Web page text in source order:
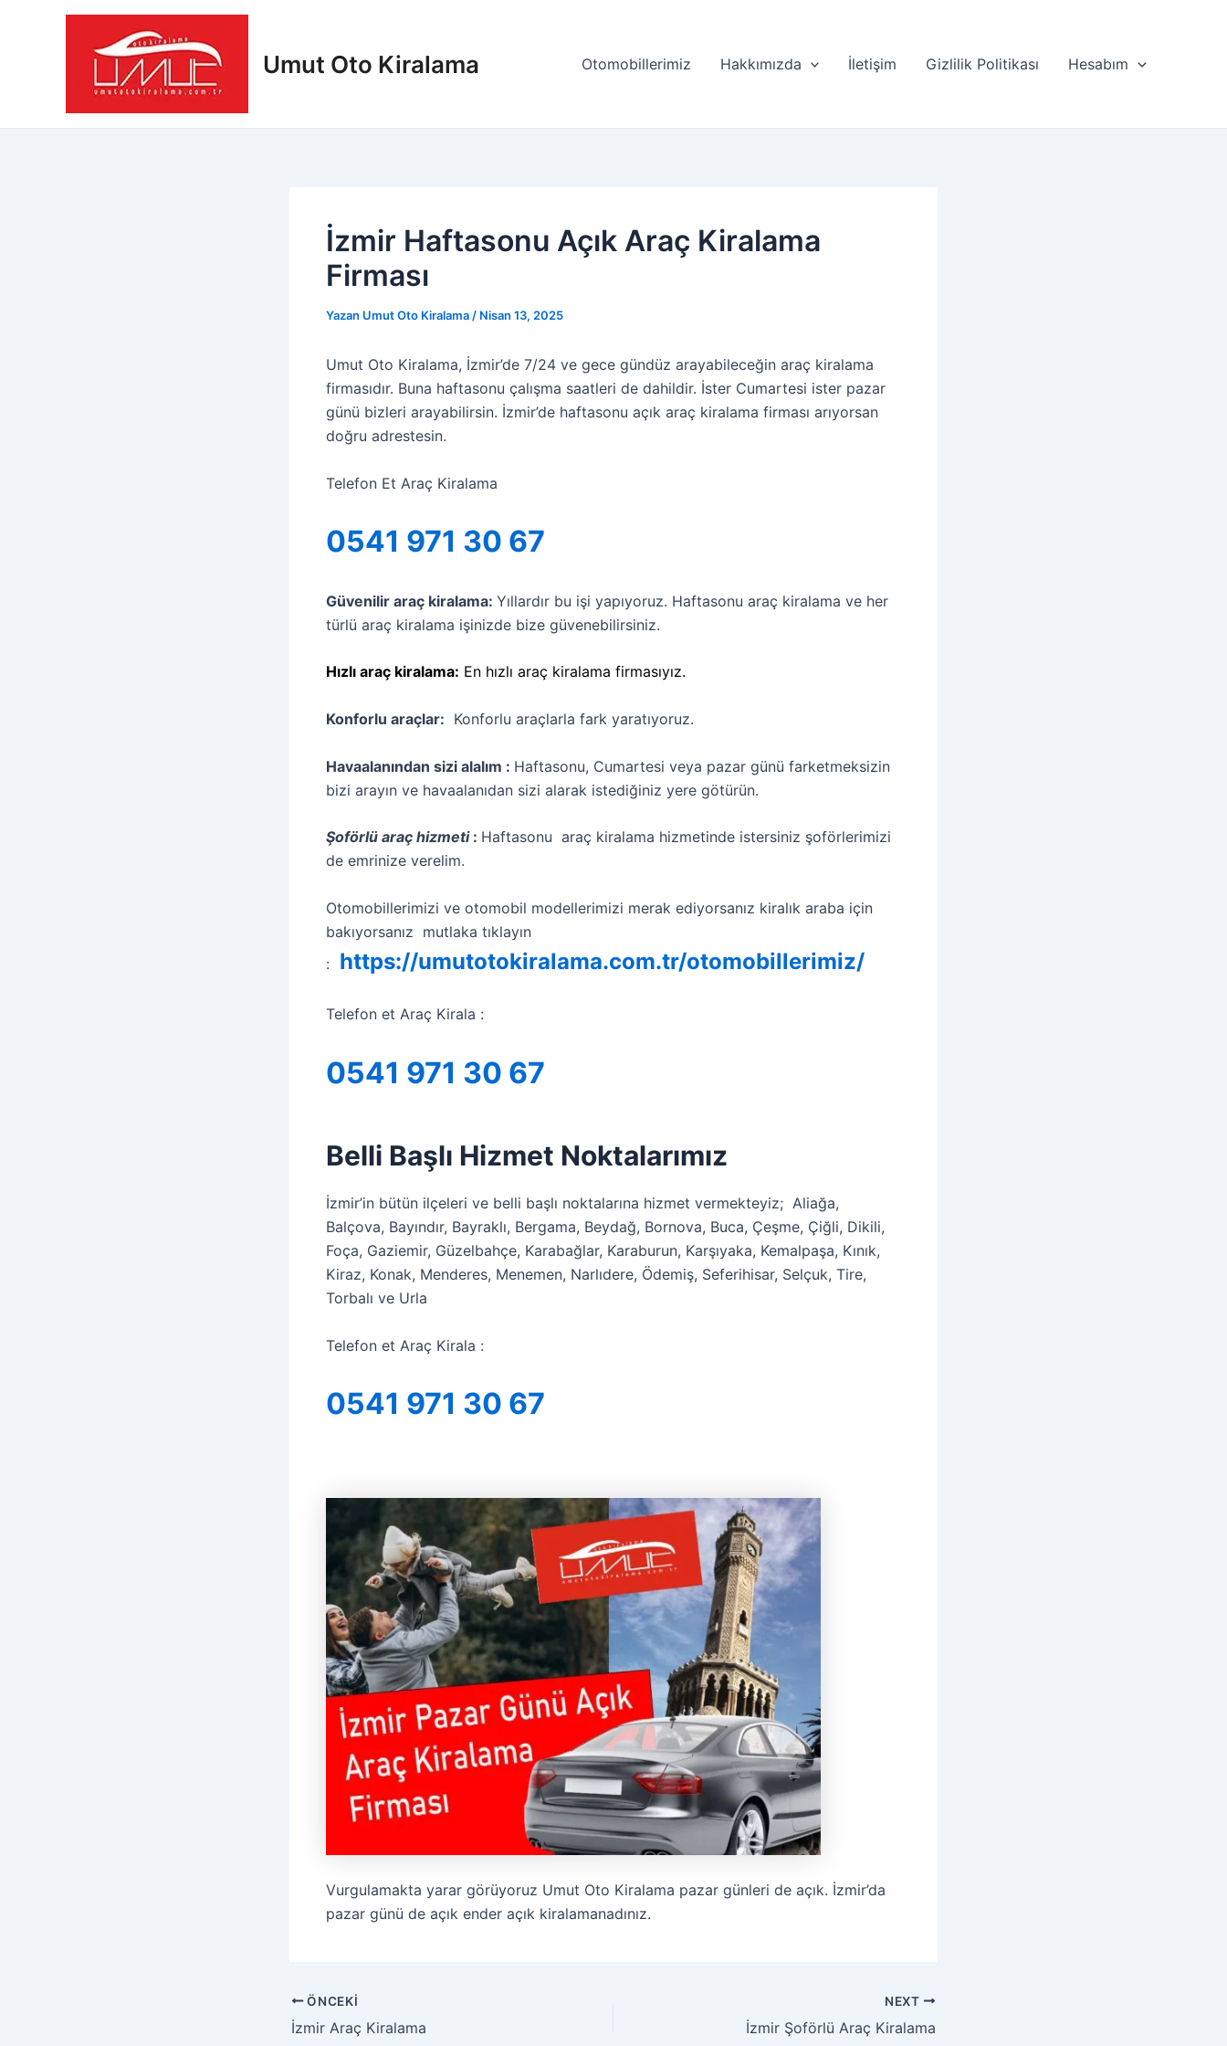
Umut Oto Kiralama Otomobillerimiz Hakkımızda İletişim Gizlilik Politikası Hesabım
İzmir Haftasonu Açık Araç Kiralama
Firması
Yazan Umut Oto Kiralama / Nisan 13, 2025
Umut Oto Kiralama, İzmir’de 7/24 ve gece gündüz arayabileceğin araç kiralama
firmasıdır. Buna haftasonu çalışma saatleri de dahildir. İster Cumartesi ister pazar
günü bizleri arayabilirsin. İzmir’de haftasonu açık araç kiralama firması arıyorsan
doğru adrestesin.
Telefon Et Araç Kiralama
0541 971 30 67
Güvenilir araç kiralama: Yıllardır bu işi yapıyoruz. Haftasonu araç kiralama ve her
türlü araç kiralama işinizde bize güvenebilirsiniz.
Hızlı araç kiralama: En hızlı araç kiralama firmasıyız.
Konforlu araçlar: Konforlu araçlarla fark yaratıyoruz.
Havaalanından sizi alalım : Haftasonu, Cumartesi veya pazar günü farketmeksizin
bizi arayın ve havaalanıdan sizi alarak istediğiniz yere götürün.
Şoförlü araç hizmeti: Haftasonu araç kiralama hizmetinde istersiniz şoförlerimizi
de emrinize verelim.
Otomobillerimizi ve otomobil modellerimizi merak ediyorsanız kiralık araba için
bakıyorsanız mutlaka tıklayın
:
https://umutotokiralama.com.tr/otomobillerimiz/
Telefon et Araç Kirala :
0541 971 30 67
Belli Başlı Hizmet Noktalarımız
İzmir’in bütün ilçeleri ve belli başlı noktalarına hizmet vermekteyiz; Aliağa,
Balçova, Bayındır, Bayraklı, Bergama, Beydağ, Bornova, Buca, Çeşme, Çiğli, Dikili,
Foça, Gaziemir, Güzelbahçe, Karabağlar, Karaburun, Karşıyaka, Kemalpaşa, Kınık,
Kiraz, Konak, Menderes, Menemen, Narlıdere, Ödemiş, Seferihisar, Selçuk, Tire,
Torbalı ve Urla
Telefon et Araç Kirala :
0541 971 30 67
Vurgulamakta yarar görüyoruz Umut Oto Kiralama pazar günleri de açık. İzmir’da
pazar günü de açık ender açık kiralamanadınız.
ÖNCEKI
İzmir Araç Kiralama
NEXT
İzmir Şoförlü Araç Kiralama